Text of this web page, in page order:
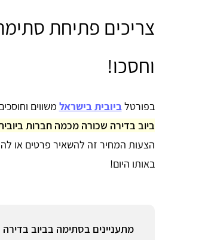
צריכים פתיחת
וחסכו!
בפורטלביובית בישראל משווים
ביוב בדירה שכורה מכמה חברות
הצעות המחיר זה להשאיר פרטים או
באותו היום!
מתעניינים בסתימה בביוב בדירה